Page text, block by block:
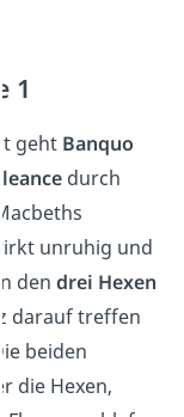
1
geht Banquo
Fleance durch
unruhig und
dendrei Hexen
darauf treffen
beiden
die Hexen,